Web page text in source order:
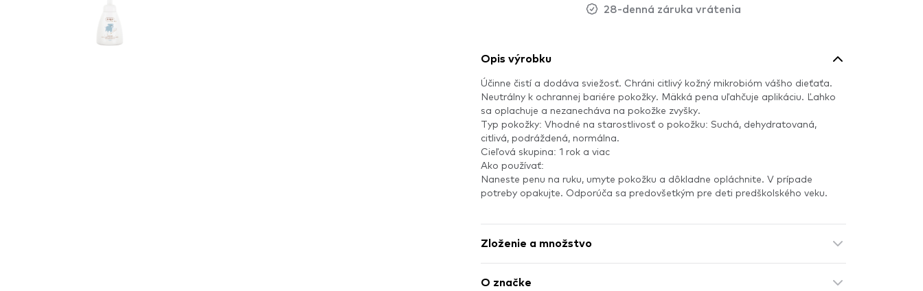
28-denná záruka vrátenia
Opis výrobku
Účinne čistí a dodáva sviežosť. Chráni citlivý kožný mikrobióm vášho dieťaťa.
Neutrálny k ochrannej bariére pokožky. Mäkká pena uľahčuje aplikáciu. Ľahko
sa oplachuje a nezanecháva na pokožke zvyšky.
Typ pokožky: Vhodné na starostlivosť o pokožku: Suchá, dehydratovaná,
citlivá, podráždená, normálna.
Cieľová skupina: 1 rok a viac
Ako používať:
Naneste penu na ruku, umyte pokožku a dôkladne opláchnite. V prípade
potreby opakujte. Odporúča sa predovšetkým pre deti predškolského veku.
Zloženie a množstvo
O značke